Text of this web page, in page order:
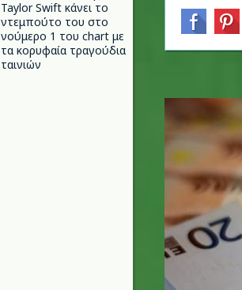
Taylor Swift κάνει το
ντεμπούτο του στο
νούμερο 1 του chart με
τα κορυφαία τραγούδια
ταινιών